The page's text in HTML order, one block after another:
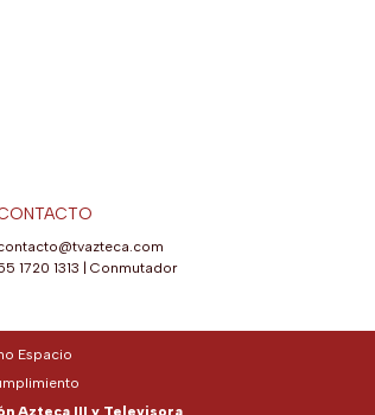
1720 1313 | Conmutador
Espacio
Azteca III y Televisora